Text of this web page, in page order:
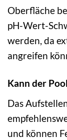
Oberfläche
pH-Wert-
werden, da
angreifen
Kann der
Das
und können